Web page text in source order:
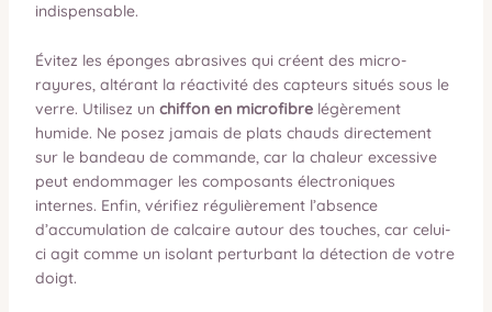
indispensable.
Évitez les éponges abrasives qui créent des micro-
rayures, altérant la réactivité des capteurs situés sous le
verre. Utilisez un chiffon en microfibrelégèrement
humide. Ne posez jamais de plats chauds directement
sur le bandeau de commande, car la chaleur excessive
peut endommager les composants électroniques
internes. Enfin, vérifiez régulièrement l’absence
d’accumulation de calcaire autour des touches, car celui-
ci agit comme un isolant perturbant la détection de votre
doigt.